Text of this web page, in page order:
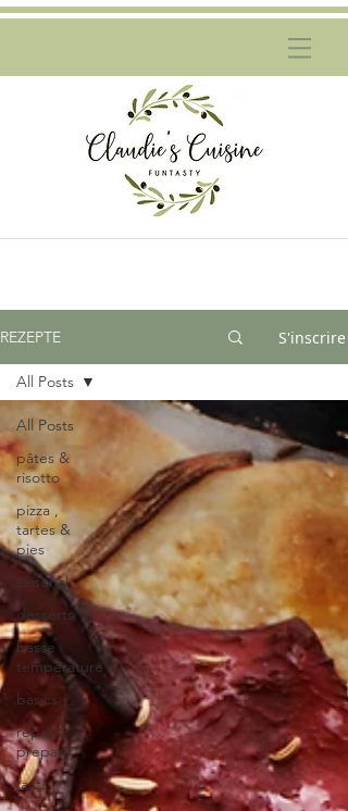
REZEPTE S'inscrire
All Posts
pâtes &
risotto
pizza ,
tartes &
pies
saisonal
desserts
basse
température
basics
repas
preparé
facts
All Posts